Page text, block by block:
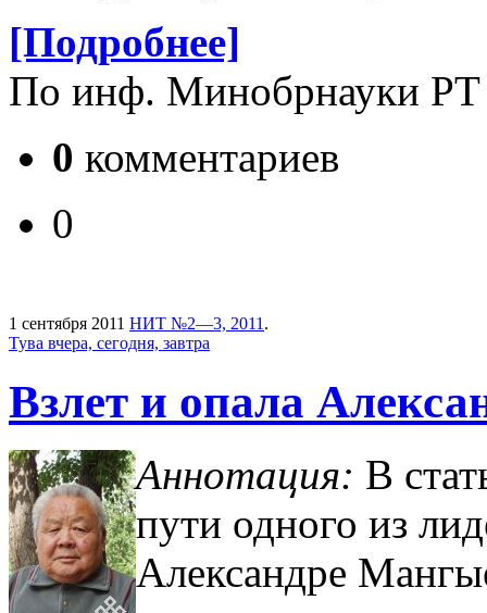
[Подробнее]
По инф. Минобрнауки РТ
0 комментариев
0
1 сентября 2011 НИТ №2—3, 2011 .
Тува вчера, сегодня, завтра
Взлет и опала
Аннотация: В
пути одного из
Александре